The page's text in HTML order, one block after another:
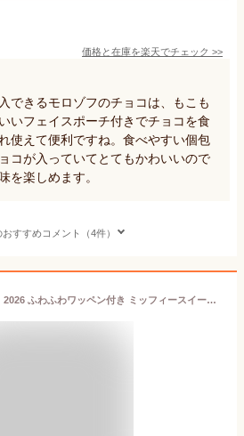
価格と在庫を楽天でチェック >>
できるモロゾフのチョコは、もこも
いフェイスポーチ付きでチョコを食
使えて便利ですね。食べやすい個包
コが入っていてとてもかわいいので
を楽しめます。
すすめコメント（4件）
バレンタイン チョコ 2026 ふわふわワッペン付き ミッフィースイートホーム 11粒入 ディック・ブルーナ by モロゾフ ミッフィー バレンタイン 2026 チョコレート ギフト ミッフィー 本命 バレンタイン 2026 miffy かわいい チョコレート 友チョコ 小学生